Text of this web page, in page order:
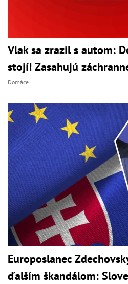
Vlak sa zrazil s autom:
stojí! Zasahujú
Domáce
Europoslanec
ďalším škandálom: